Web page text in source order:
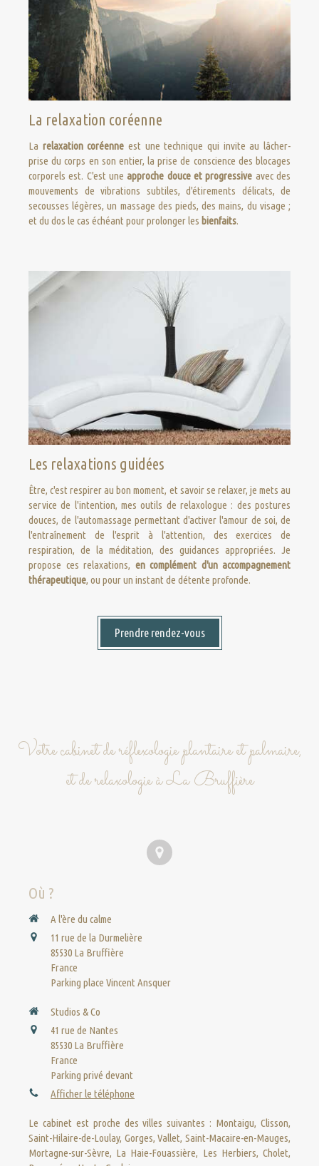
La relaxation coréenne
La relaxation coréenneest une technique qui invite au lâcher-
prise du corps en son entier, la prise de conscience des blocages
corporels est. C'est uneapproche douce et progressive avec des
mouvements de vibrations subtiles, d'étirements délicats, de
secousses légères, un massage des pieds, des mains, du visage ;
et du dos le cas échéant pour prolonger les bienfaits.
Les relaxations guidées
Être, c'est respirer au bon moment, et savoir se relaxer, je mets au
service de l'intention, mes outils de relaxologue : des postures
douces, de l'automassage permettant d'activer l'amour de soi, de
l'entraînement de l'esprit à l'attention, des exercices de
respiration, de la méditation, des guidances appropriées. Je
propose ces relaxations, en complément d'un accompagnement
thérapeutique, ou pour un instant de détente profonde.
Prendre rendez-vous
Votre cabinet de réflexologie plantaire et palmaire,
et de relaxologie à La Bruffière
Où ?
A l'ère du calme
11 rue de la Durmelière
85530 La Bruffière
France
Parking place Vincent Ansquer
Studios & Co
41 rue de Nantes
85530 La Bruffière
France
Parking privé devant
Afficher le téléphone
Le cabinet est proche des villes suivantes : Montaigu, Clisson,
Saint-Hilaire-de-Loulay, Gorges, Vallet, Saint-Macaire-en-Mauges,
Mortagne-sur-Sèvre, La Haie-Fouassière, Les Herbiers, Cholet,